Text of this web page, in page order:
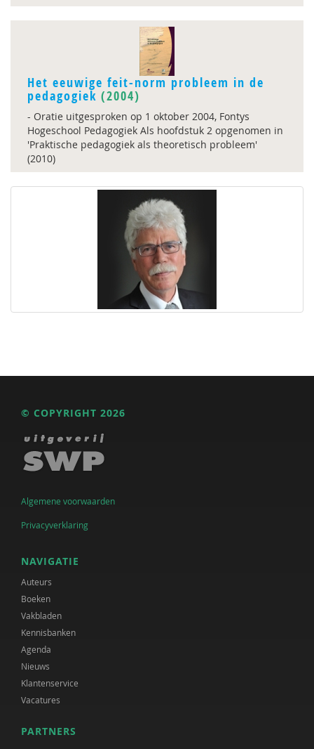
Het eeuwige feit-norm probleem in de
pedagogiek (2004)
- Oratie uitgesproken op 1 oktober 2004, Fontys
Hogeschool Pedagogiek Als hoofdstuk 2 opgenomen in
'Praktische pedagogiek als theoretisch probleem'
(2010)
© COPYRIGHT 2026
Algemene voorwaarden
Privacyverklaring
NAVIGATIE
Auteurs
Boeken
Vakbladen
Kennisbanken
Agenda
Nieuws
Klantenservice
Vacatures
PARTNERS